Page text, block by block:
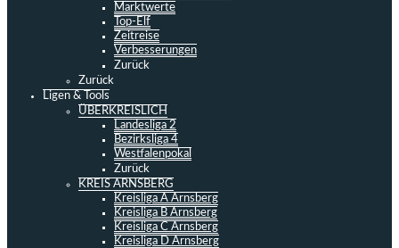
Marktwerte
Top-Elf
Zeitreise
Verbesserungen
Zurück
Zurück
Ligen & Tools
ÜBERKREISLICH
Landesliga 2
Bezirksliga 4
Westfalenpokal
Zurück
KREIS ARNSBERG
Kreisliga A Arnsberg
Kreisliga B Arnsberg
Kreisliga C Arnsberg
Kreisliga D Arnsberg